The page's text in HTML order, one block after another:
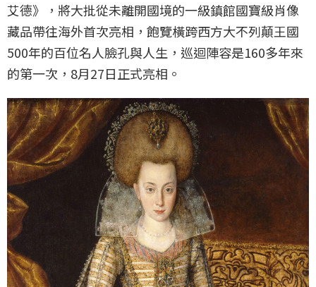
艾德》，將大批從未離開國境的一級鎮館國寶級肖像
藏品帶往海外首次亮相，飽覽橫跨西方大不列顛王國
500年的百位名人臉孔與人生，巡迴陣容是160多年來
的第一次，8月27日正式亮相。